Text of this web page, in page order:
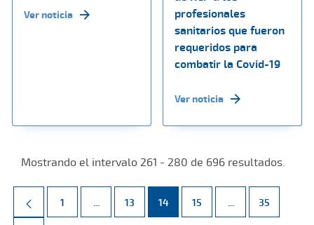
Ver noticia
profesionales
sanitarios que fueron
requeridos para
combatir la Covid-19
Ver noticia
Mostrando el intervalo 261 - 280 de 696 resultados.
Página
1 ... Páginas intermedias Use TAB para desplazarse.
Página
13 Página
14 Página
15 ... Páginas
Página
35